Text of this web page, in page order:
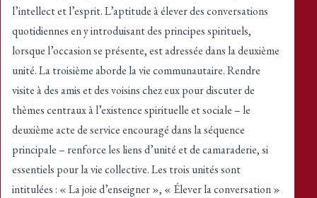
l’intellect et l’esprit. L’aptitude à élever des conversations
quotidiennes en y introduisant des principes spirituels,
lorsque l’occasion se présente, est adressée dans la deuxième
unité. La troisième aborde la vie communautaire. Rendre
visite à des amis et des voisins chez eux pour discuter de
thèmes centraux à l’existence spirituelle et sociale – le
deuxième acte de service encouragé dans la séquence
principale – renforce les liens d’unité et de camaraderie, si
essentiels pour la vie collective. Les trois unités sont
intitulées : « La joie d’enseigner », « Élever la conversation »